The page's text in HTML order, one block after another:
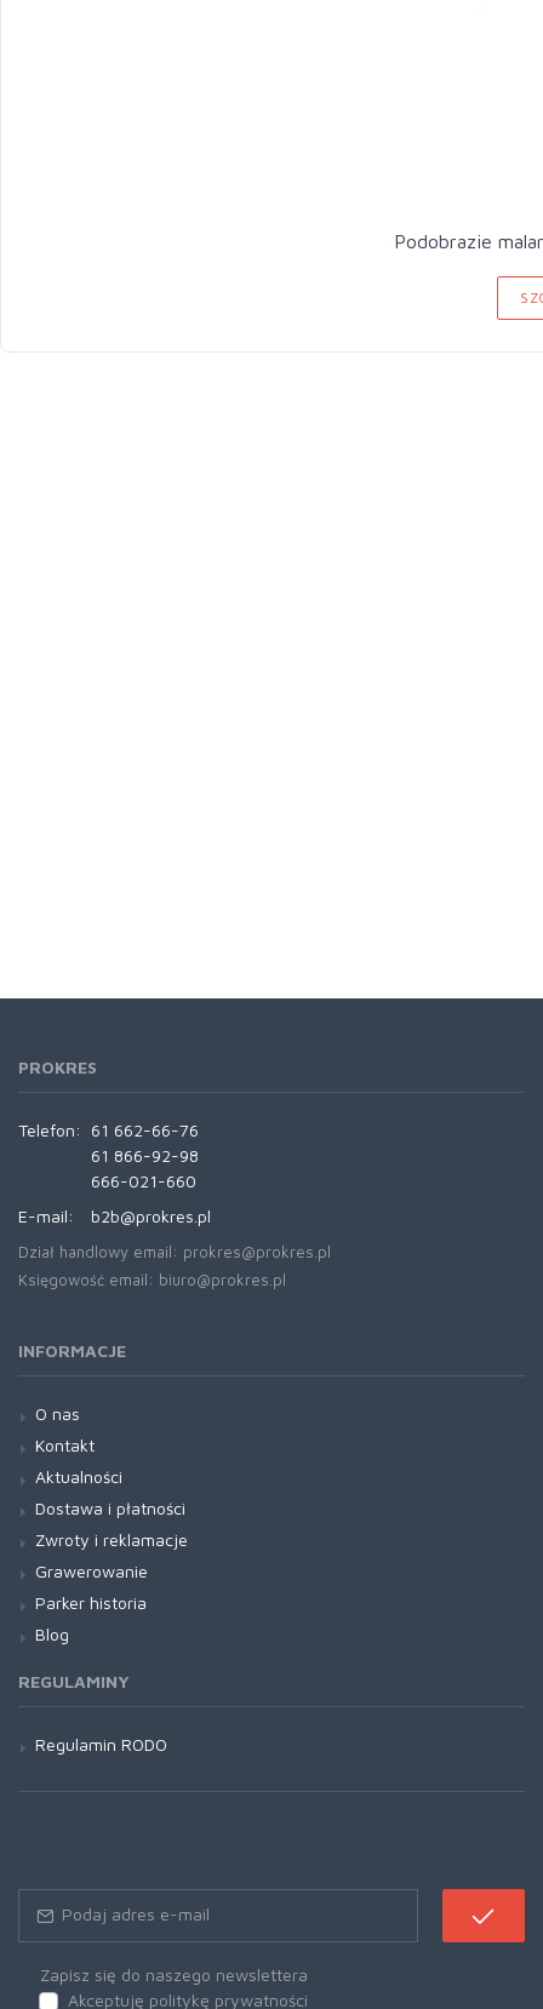
Podobrazie
PROKRES
Telefon:
61 662-66-76
61 866-92-98
666-021-660
E-mail:
b2b@prokres.pl
Dział handlowy email: prokres@prokres.pl
Księgowość email: biuro@prokres.pl
INFORMACJE
O nas
Kontakt
Aktualności
Dostawa i płatności
Zwroty i reklamacje
Grawerowanie
Parker historia
Blog
REGULAMINY
Regulamin RODO
Zapisz się do naszego newslettera
Akceptuję politykę prywatności